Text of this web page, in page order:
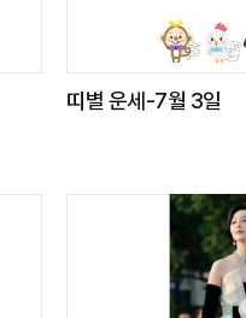
띠별 운세-7월 3일